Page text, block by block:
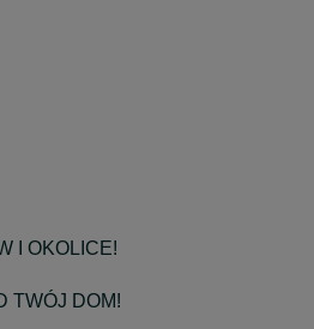
I OKOLICE!
TWÓJ DOM!